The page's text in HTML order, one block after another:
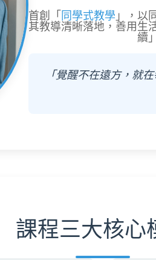
首創「同學式教學 」，以
其教導清晰落地，善用生
續
「覺醒不在遠方，就
課程三大核心